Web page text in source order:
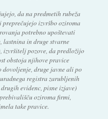
da na predmetih rubeža
izvršbo oziroma
potrebno upoštevati
lastnina in druge stvarne
izvršitelj pozove, da predložijo
obstoja njihove pravice
dovoljenje, druge javne ali po
registra zarubljenih
evidenc, pisne izjave)
oziroma firmi,
take pravice.